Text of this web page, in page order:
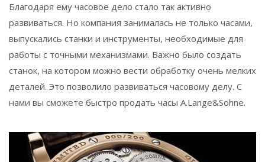
Благодаря ему часовое дело стало так активно
развиваться. Но компания занималась не только часами,
выпускались станки и инструменты, необходимые для
работы с точными механизмами. Важно было создать
станок, на котором можно вести обработку очень мелких
деталей. Это позволило развиваться часовому делу. С
нами вы сможете быстро продать часы A.Lange&Sohne.